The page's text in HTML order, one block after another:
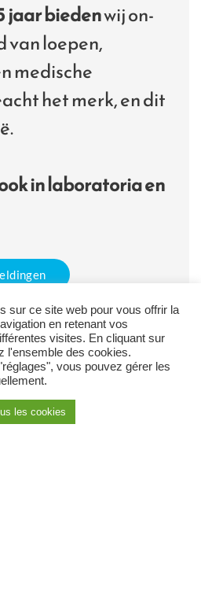
jaar biedenwij on-
van loepen,
medische
het merk, en dit
in laboratoria en
sur ce site web pour vous offrir la
en retenant vos
visites. En cliquant sur
l'ensemble des cookies.
vous pouvez gérer les
les cookies